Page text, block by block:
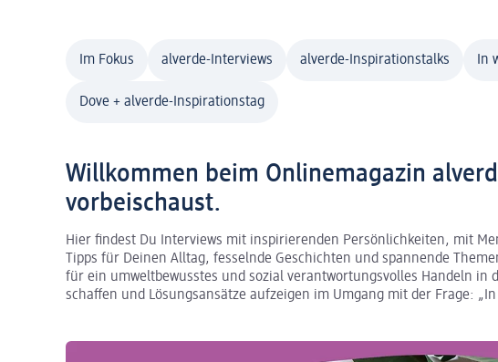
Im Fokus alverde-Interviews alverde-Inspirationstalks In
Dove + alverde-Inspirationstag
Willkommen beim Onlinemagazin
vorbeischaust.
Hier findest Du Interviews mit inspirierenden Persönlichkeiten, mit
Tipps für Deinen Alltag, fesselnde Geschichten und spannende
für ein umweltbewusstes und sozial verantwortungsvolles Handeln in
schaffen und Lösungsansätze aufzeigen im Umgang mit der Frage: